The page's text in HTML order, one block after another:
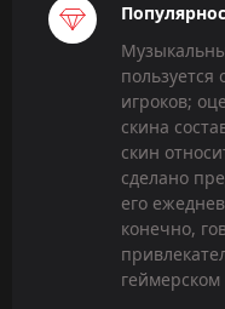
игроков;
скина
скин
сделано
его
конечно,